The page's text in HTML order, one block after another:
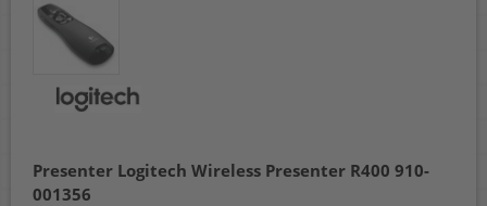
Presenter Logitech Wireless Presenter R400 910-
001356